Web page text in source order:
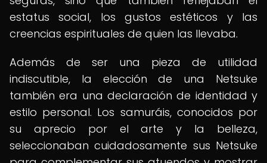
estatus social, los gustos estéticos y las
creencias espirituales de quien las llevaba.
Además de ser una pieza de utilidad
indiscutible, la elección de una Netsuke
también era una declaración de identidad y
estilo personal. Los samuráis, conocidos por
su aprecio por el arte y la belleza,
seleccionaban cuidadosamente sus Netsuke